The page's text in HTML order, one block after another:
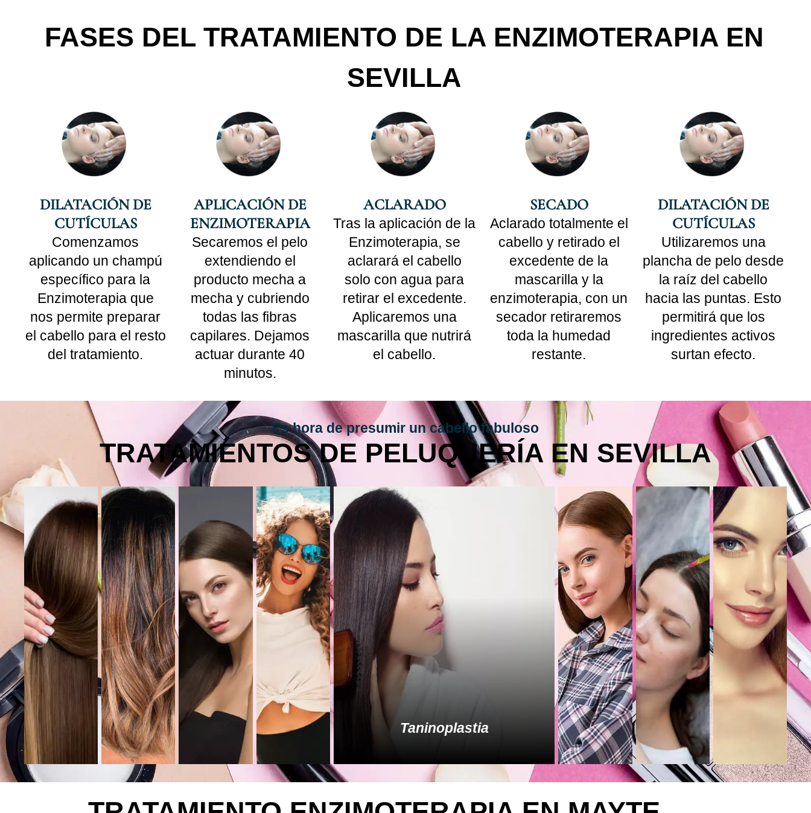
FASES DEL TRATAMIENTO DE LA ENZIMOTERAPIA EN
SEVILLA
DILATACIÓN DE
CUTÍCULAS
Comenzamos
aplicando un champú
específico para la
Enzimoterapia que
nos permite preparar
el cabello para el resto
del tratamiento.
APLICACIÓN DE
ENZIMOTERAPIA
Secaremos el pelo
extendiendo el
producto mecha a
mecha y cubriendo
todas las fibras
capilares. Dejamos
actuar durante 40
minutos.
ACLARADO
Tras la aplicación de la
Enzimoterapia, se
aclarará el cabello
solo con agua para
retirar el excedente.
Aplicaremos una
mascarilla que nutrirá
el cabello.
SECADO
Aclarado totalmente el
cabello y retirado el
excedente de la
mascarilla y la
enzimoterapia, con un
secador retiraremos
toda la humedad
restante.
DILATACIÓN DE
CUTÍCULAS
Utilizaremos una
plancha de pelo desde
la raíz del cabello
hacia las puntas. Esto
permitirá que los
ingredientes activos
surtan efecto.
Es hora de presumir un cabello fabuloso
TRATAMIENTOS DE PELUQUERÍA EN SEVILLA
Taninoplastia